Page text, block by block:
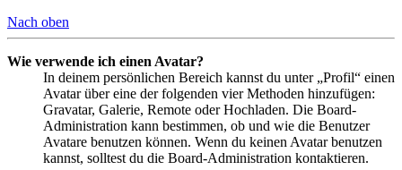
Nach oben
Wie verwende ich einen Avatar?
In deinem persönlichen Bereich kannst du unter „Profil“ einen
Avatar über eine der folgenden vier Methoden hinzufügen:
Gravatar, Galerie, Remote oder Hochladen. Die Board-
Administration kann bestimmen, ob und wie die Benutzer
Avatare benutzen können. Wenn du keinen Avatar benutzen
kannst, solltest du die Board-Administration kontaktieren.